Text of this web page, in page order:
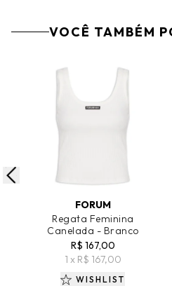
VOCÊ TAMBÉM
ADICIONAR AO CARRINHO
FORUM
Regata Feminina
Canelada - Branco
R$ 167,00
1 x R$ 167,00
WISHLIST